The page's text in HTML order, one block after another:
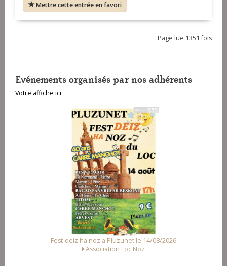
Mettre cette entrée en favori
Page lue 1351 fois
Evénements organisés par nos adhérents
Votre affiche ici
Pluzunet le 14/08/2026
Fest Noz a Arzal le 15/08/
Alliance des Associations